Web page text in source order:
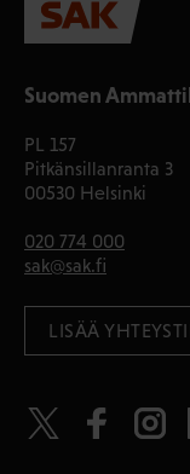
Suomen
PL 157
Pitkänsillanranta 3
00530 Helsinki
020 774 000
sak@sak.fi
LISÄÄ